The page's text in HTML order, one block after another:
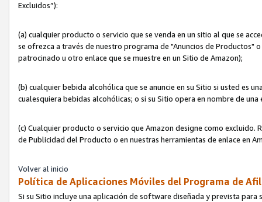
Excluidos”):
(a) cualquier producto o servicio que se venda en un sitio al que se
se ofrezca a través de nuestro programa de "Anuncios de Productos"
patrocinado u otro enlace que se muestre en un Sitio de Amazon);
(b) cualquier bebida alcohólica que se anuncie en su Sitio si usted es
cualesquiera bebidas alcohólicas; o si su Sitio opera en nombre de
(c) Cualquier producto o servicio que Amazon designe como excluido.
de Publicidad del Producto o en nuestras herramientas de enlace en
Volver al inicio
Política de Aplicaciones Móviles del Programa de
Si su Sitio incluye una aplicación de software diseñada y prevista